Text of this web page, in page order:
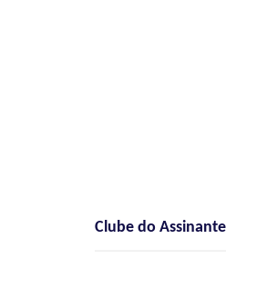
Clube do Assinante